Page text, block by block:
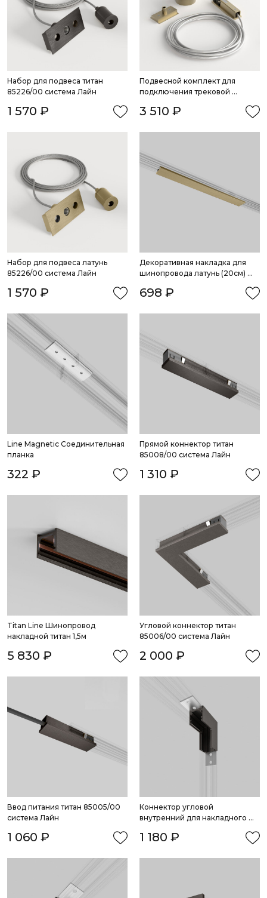
Набор для подвеса титан
85226/00 система Лайн
1 570 ₽
Подвесной комплект для
подключения трековой
латунь (боковой) 85009/00
3 510 ₽
Набор для подвеса латунь
85226/00 система Лайн
1 570 ₽
Декоративная накладка для
шинопровода латунь (20см)
698 ₽
Line Magnetic Соединительная
планка
322 ₽
Прямой коннектор титан
85008/00 система Лайн
1 310 ₽
Titan Line Шинопровод
накладной титан 1,5м
5 830 ₽
Угловой коннектор титан
85006/00 система Лайн
2 000 ₽
Ввод питания титан 85005/00
система Лайн
1 060 ₽
Коннектор угловой
внутренний для накладного
система Лайн
1 180 ₽